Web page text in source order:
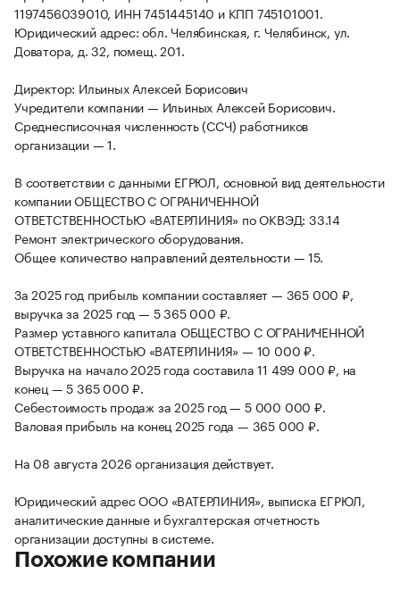
1197456039010, ИНН 7451445140 и КПП 745101001.
Юридический адрес: обл. Челябинская, г. Челябинск, ул.
Доватора, д. 32, помещ. 201.
Директор: Ильиных Алексей Борисович
Учредители компании — Ильиных Алексей Борисович.
Среднесписочная численность (ССЧ) работников
организации — 1.
В соответствии с данными ЕГРЮЛ, основной вид деятельности
компании ОБЩЕСТВО С ОГРАНИЧЕННОЙ
ОТВЕТСТВЕННОСТЬЮ «ВАТЕРЛИНИЯ» по ОКВЭД: 33.14
Ремонт электрического оборудования.
Общее количество направлений деятельности — 15.
За 2025 год прибыль компании составляет — 365 000 ₽,
выручка за 2025 год — 5 365 000 ₽.
Размер уставного капитала ОБЩЕСТВО С ОГРАНИЧЕННОЙ
ОТВЕТСТВЕННОСТЬЮ «ВАТЕРЛИНИЯ» — 10 000 ₽.
Выручка на начало 2025 года составила 11 499 000 ₽, на
конец — 5 365 000 ₽.
Себестоимость продаж за 2025 год — 5 000 000 ₽.
Валовая прибыль на конец 2025 года — 365 000 ₽.
На 08 августа 2026 организация действует.
Юридический адрес ООО «ВАТЕРЛИНИЯ», выписка ЕГРЮЛ,
аналитические данные и бухгалтерская отчетность
организации доступны в системе.
Похожие компании